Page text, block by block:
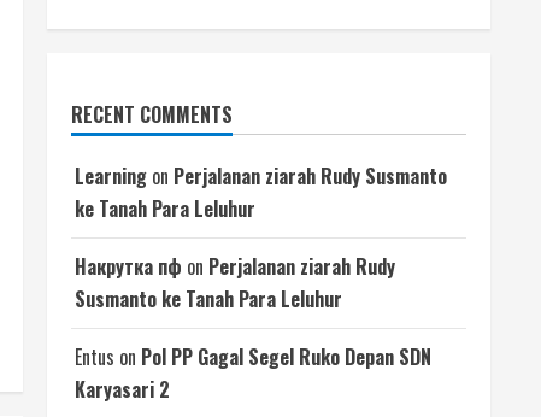
RECENT COMMENTS
Learning on Perjalanan ziarah Rudy Susmanto
ke Tanah Para Leluhur
Накрутка пф on Perjalanan ziarah Rudy
Susmanto ke Tanah Para Leluhur
Entus on Pol PP Gagal Segel Ruko Depan SDN
Karyasari 2